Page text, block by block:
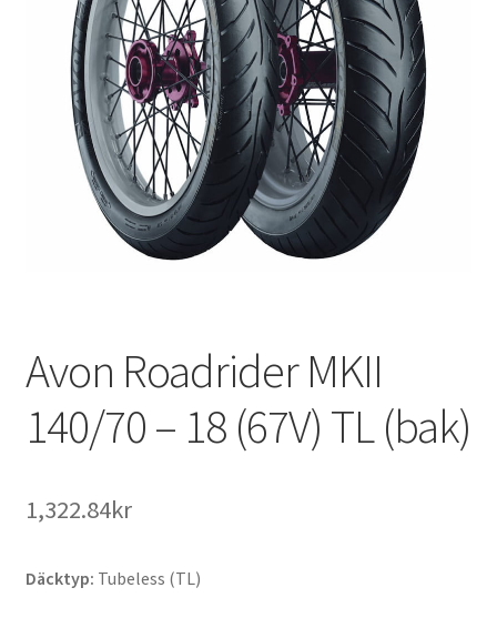
Märken
Om oss
Avon Roadrider MKII
140/70 – 18 (67V) TL (bak)
1,322.84kr
Däcktyp: Tubeless (TL)